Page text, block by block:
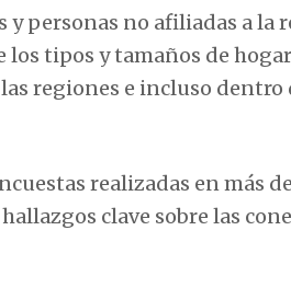
personas no afiliadas a la
tipos y tamaños de
regiones e incluso dentro
realizadas en más
clave sobre las